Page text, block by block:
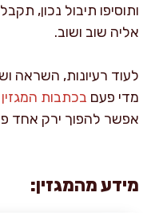
ותוסיפו תיבול נכון,
אליה שוב ושוב.
לעוד רעיונות, השראה
מדי פעם בכתבות
אפשר להפוך ירק אחד
מידע מהמגזין: